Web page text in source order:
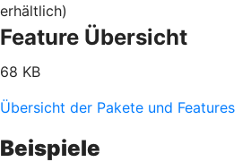
erhältlich)
Feature Übersicht
68 KB
Übersicht der Pakete und Features
Beispiele